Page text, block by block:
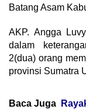
Batang Asam
AKP. Angga
dalam
2(dua) orang
provinsi Sumatra
Baca Juga